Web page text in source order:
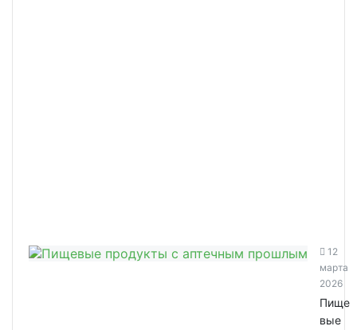
12
марта
2026
Пище
вые